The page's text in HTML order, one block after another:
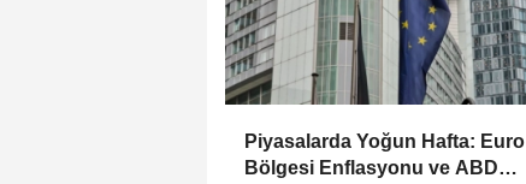
Piyasalarda Yoğun Hafta: Euro
Bölgesi Enflasyonu ve ABD